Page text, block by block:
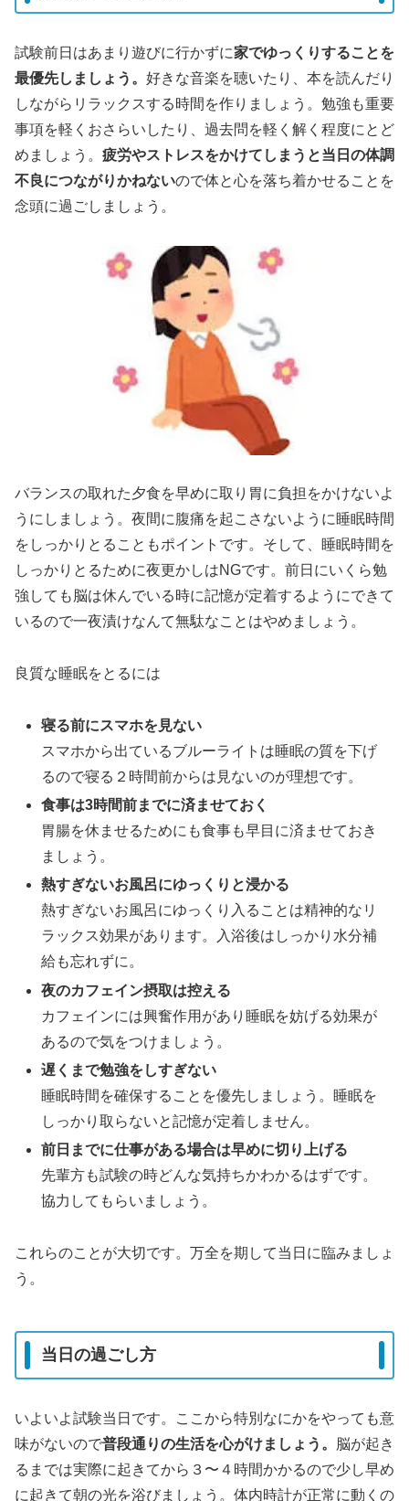
試験前日はあまり遊びに行かずに家でゆっくりすることを
最優先しましょう。 好きな音楽を聴いたり、本を読んだり
しながらリラックスする時間を作りましょう。勉強も重要
事項を軽くおさらいしたり、過去問を軽く解く程度にとど
めましょう。 疲労やストレスをかけてしまうと当日の体調
不良につながりかねないので体と心を落ち着かせることを
念頭に過ごしましょう。
バランスの取れた夕食を早めに取り胃に負担をかけないよ
うにしましょう。夜間に腹痛を起こさないように睡眠時間
をしっかりとることもポイントです。そして、睡眠時間を
しっかりとるために夜更かしはNGです。前日にいくら勉
強しても脳は休んでいる時に記憶が定着するようにできて
いるので一夜漬けなんて無駄なことはやめましょう。
良質な睡眠をとるには
寝る前にスマホを見ない
スマホから出ているブルーライトは睡眠の質を下げ
るので寝る２時間前からは見ないのが理想です。
食事は3時間前までに済ませておく
胃腸を休ませるためにも食事も早目に済ませておき
ましょう。
熱すぎないお風呂にゆっくりと浸かる
熱すぎないお風呂にゆっくり入ることは精神的なリ
ラックス効果があります。入浴後はしっかり水分補
給も忘れずに。
夜のカフェイン摂取は控える
カフェインには興奮作用があり睡眠を妨げる効果が
あるので気をつけましょう。
遅くまで勉強をしすぎない
睡眠時間を確保することを優先しましょう。睡眠を
しっかり取らないと記憶が定着しません。
前日までに仕事がある場合は早めに切り上げる
先輩方も試験の時どんな気持ちかわかるはずです。
協力してもらいましょう。
これらのことが大切です。万全を期して当日に臨みましょ
う。
当日の過ごし方
いよいよ試験当日です。ここから特別なにかをやっても意
味がないので普段通りの生活を心がけましょう。
脳が起き
るまでは実際に起きてから３〜４時間かかるので少し早め
に起きて朝の光を浴びましょう。体内時計が正常に動くの